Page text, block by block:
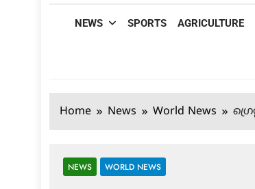
NEWS SPORTS AGRICULTURE
Home News World News
NEWS WORLD NEWS